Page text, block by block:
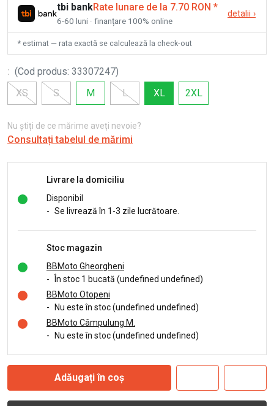
tbi bankRate lunare de la 7.70 RON *
6-60 luni · finanțare 100% online
detalii ›
* estimat — rata exactă se calculează la check-out
: (Cod produs: 33307247)
XS
S M L XL 2XL
Nu știți de ce mărime aveți nevoie?
Consultați tabelul de mărimi
Livrare la domiciliu
Disponibil
- Se livrează în 1-3 zile lucrătoare.
Stoc magazin
BBMoto Gheorgheni
-
În stoc 1 bucată (undefined undefined)
BBMoto Otopeni
-
Nu este în stoc (undefined undefined)
BBMoto Câmpulung M.
-
Nu este în stoc (undefined undefined)
Adăugați în coș